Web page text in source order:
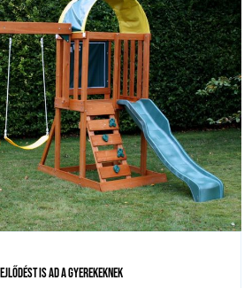
Is Ad A GyerekeknekJátszóvárat,